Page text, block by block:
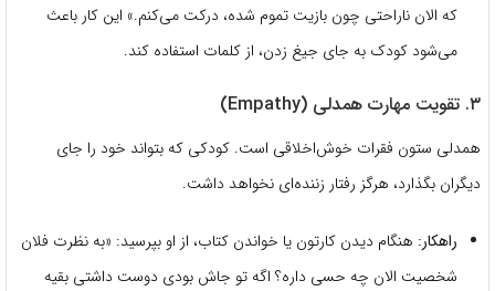
که الان ناراحتی چون بازیت تموم شده، درکت می‌کنم.» این کار باعث
می‌شود کودک به جای جیغ زدن، از کلمات استفاده کند.
۳. تقویت مهارت همدلی (Empathy)
همدلی ستون فقرات خوش‌اخلاقی است. کودکی که بتواند خود را جای
دیگران بگذارد، هرگز رفتار زننده‌ای نخواهد داشت.
راهکار: هنگام دیدن کارتون یا خواندن کتاب، از او بپرسید: «به نظرت فلان
شخصیت الان چه حسی داره؟ اگه تو جاش بودی دوست داشتی بقیه